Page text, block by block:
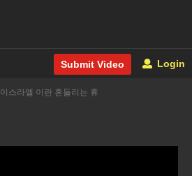
Submit Video Login
이스라엘 이란 흔들리는 휴